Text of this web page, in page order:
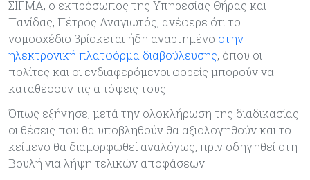
ΣΙΓΜΑ, ο εκπρόσωπος της Υπηρεσίας Θήρας και
Πανίδας, Πέτρος Αναγιωτός, ανέφερε ότι το
νομοσχέδιο βρίσκεται ήδη αναρτημένο στην
ηλεκτρονική πλατφόρμα διαβούλευσης, όπου οι
πολίτες και οι ενδιαφερόμενοι φορείς μπορούν να
καταθέσουν τις απόψεις τους.
Όπως εξήγησε, μετά την ολοκλήρωση της διαδικασίας
οι θέσεις που θα υποβληθούν θα αξιολογηθούν και το
κείμενο θα διαμορφωθεί αναλόγως, πριν οδηγηθεί στη
Βουλή για λήψη τελικών αποφάσεων.